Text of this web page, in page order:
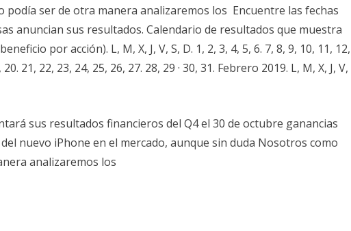
podía ser de otra manera analizaremos los Encuentre las fechas
anuncian sus resultados. Calendario de resultados que muestra
por acción). L, M, X, J, V, S, D. 1, 2, 3, 4, 5, 6. 7, 8, 9, 10, 11, 12,
21, 22, 23, 24, 25, 26, 27. 28, 29 · 30, 31. Febrero 2019. L, M, X, J, V,
sus resultados financieros del Q4 el 30 de octubre ganancias
nuevo iPhone en el mercado, aunque sin duda Nosotros como
analizaremos los